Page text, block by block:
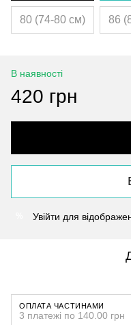
80 (74-80 см) 86
В наявності
420 грн
Увійти для
ОПЛАТА ЧАСТИНАМИ
3 платежі по 140.00 грн